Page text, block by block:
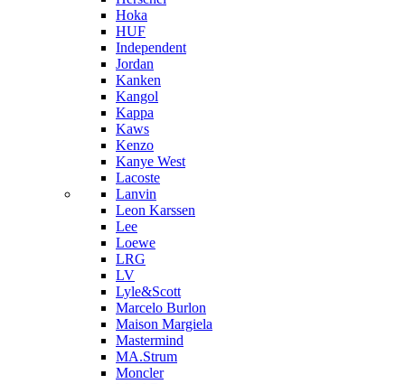
Hoka
HUF
Independent
Jordan
Kanken
Kangol
Kappa
Kaws
Kenzo
Kanye West
Lacoste
Lanvin
Leon Karssen
Lee
Loewe
LRG
LV
Lyle&Scott
Marcelo Burlon
Maison Margiela
Mastermind
MA.Strum
Moncler